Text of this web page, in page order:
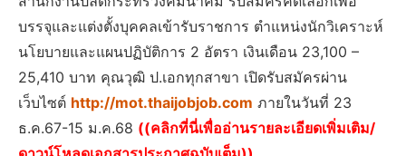
บรรจุและแต่งตั้งบุคคลเข้ารับราชการ ตำแหน่งนักวิเคราะห์
นโยบายและแผนปฏิบัติการ 2 อัตรา เงินเดือน 23,100 –
25,410 บาท คุณวุฒิ ป.เอกทุกสาขา เปิดรับสมัครผ่าน
เว็บไซต์ http://mot.thaijobjob.com ภายในวันที่ 23
ธ.ค.67-15 ม.ค.68 ((คลิกที่นี่เพื่ออ่านรายละเอียดเพิ่มเติม/